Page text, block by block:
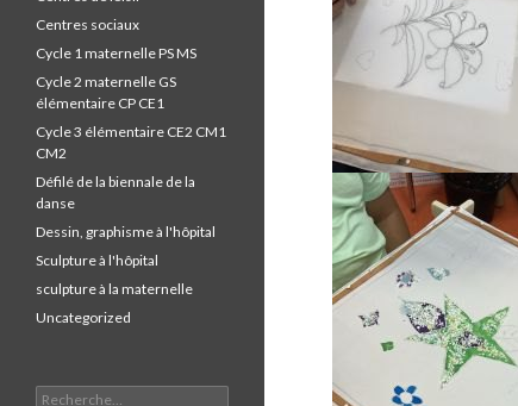
Centres sociaux
Cycle 1 maternelle PS MS
Cycle 2 maternelle GS
élémentaire CP CE1
Cycle 3 élémentaire CE2 CM1
CM2
Défilé de la biennale de la
danse
Dessin, graphisme à l'hôpital
Sculpture à l'hôpital
sculpture à la maternelle
Uncategorized
Recherche pour :